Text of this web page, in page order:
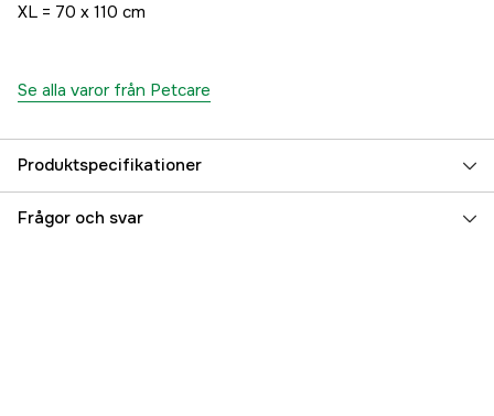
XL = 70 x 110 cm
Se alla varor från Petcare
Produktspecifikationer
Djurtyp Hund
Frågor och svar